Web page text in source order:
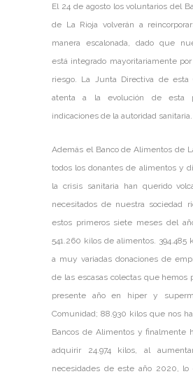
El 24 de agosto los voluntarios del
de La Rioja volverán a
manera escalonada, dado que
está integrado mayoritariamente
riesgo. La Junta Directiva de esta
atenta a la evolución de esta
indicaciones de la autoridad sanitaria.
Además el Banco de Alimentos de
todos los donantes de alimentos y
la crisis sanitaria han querido
necesitados de nuestra sociedad
estos primeros siete meses del
541.260 kilos de alimentos. 394.485
a muy variadas donaciones de
de las escasas colectas que hemos
presente año en hiper y
Comunidad; 88.930 kilos que nos
Bancos de Alimentos y finalmente
adquirir 24.974 kilos, al
necesidades de este año 2020,